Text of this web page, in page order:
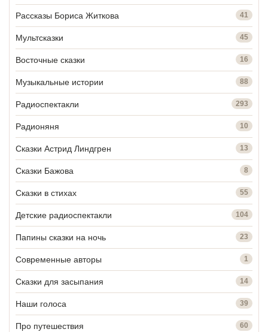
Рассказы Бориса Житкова 41
Мультсказки 45
Восточные сказки 16
Музыкальные истории 88
Радиоспектакли 293
Радионяня 10
Сказки Астрид Линдгрен 13
Сказки Бажова 8
Сказки в стихах 55
Детские радиоспектакли 104
Папины сказки на ночь 23
Современные авторы 1
Сказки для засыпания 14
Наши голоса 39
Про путешествия 60